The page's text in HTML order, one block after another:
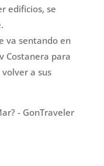
edificios, se
va sentando en
Costanera para
a sus